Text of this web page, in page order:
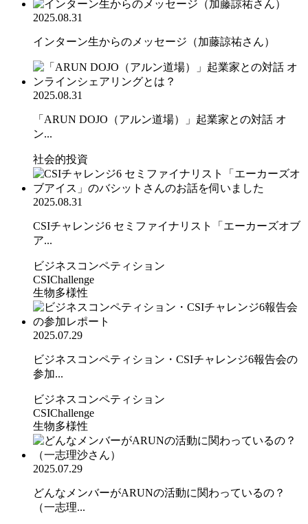
2025.08.31
インターン生からのメッセージ（加藤諒祐さん）
2025.08.31
「ARUN DOJO（アルン道場）」起業家との対話 オ
ン...
社会的投資
2025.08.31
CSIチャレンジ6 セミファイナリスト「エーカーズオブ
ア...
ビジネスコンペティション
CSIChallenge
生物多様性
2025.07.29
ビジネスコンペティション・CSIチャレンジ6報告会の
参加...
ビジネスコンペティション
CSIChallenge
生物多様性
2025.07.29
どんなメンバーがARUNの活動に関わっているの？
（一志理...